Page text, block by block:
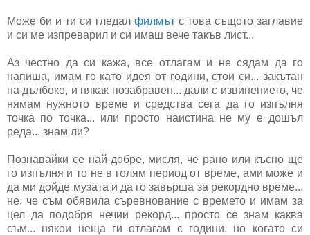
Може би и ти си гледал филмътс това същото заглавие
и си ме изпреварил и си имаш вече такъв лист...
Аз честно да си кажа, все отлагам и не сядам да го
напиша, имам го като идея от години, стои си... закътан
на дълбоко, и някак позабравен... дали с извинението, че
нямам нужното време и средства сега да го изпълня
точка по точка... или просто наистина не му е дошъл
реда... знам ли?
Познавайки се най-добре, мисля, че рано или късно ще
го изпълня и то не в голям период от време, ами може и
да ми дойде музата и да го завърша за рекордно време...
не, че съм обявила съревнование с времето и имам за
цел да подобря нечии рекорд... просто се знам каква
съм... някои неща ги отлагам с години, но когато си